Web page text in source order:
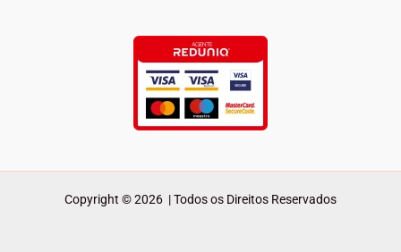
Copyright © 2026 | Todos os Direitos Reservados